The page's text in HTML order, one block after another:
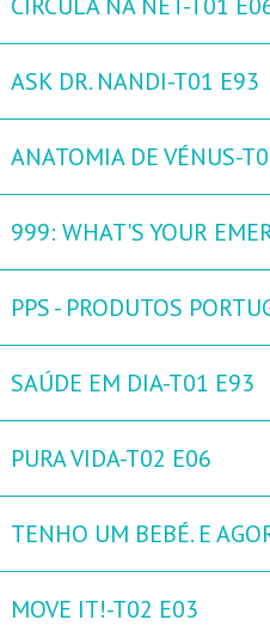
ASK DR. NANDI-T01 E93
ANATOMIA DE VÉNUS-
999: WHAT'S YOUR
PPS - PRODUTOS
SAÚDE EM DIA-T01 E93
PURA VIDA-T02 E06
TENHO UM BEBÉ. E
MOVE IT!-T02 E03